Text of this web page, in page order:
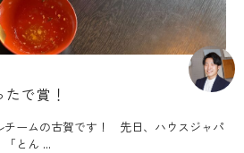
で賞！
チームの古賀です！ 先日、ハウスジャパ
とん ...